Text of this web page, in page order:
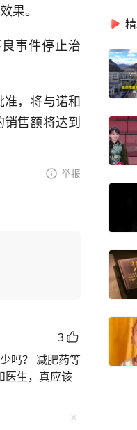
果。
事件停止治
，将与诺和
售额将达到
举报
3
吗？ 减肥药等
医生，真应该